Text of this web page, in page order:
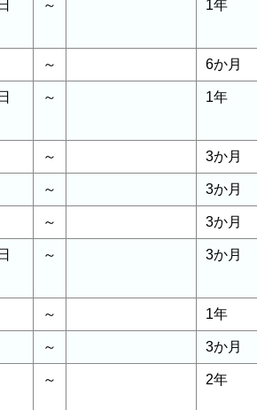
～ 1年
～ 6か月
～ 1年
～ 3か月
～ 3か月
～ 3か月
～ 3か月
～ 1年
～ 3か月
～ 2年